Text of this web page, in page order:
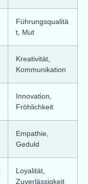
Führungsqualitä
t, Mut
Kreativität,
Kommunikation
Innovation,
Fröhlichkeit
Empathie,
Geduld
Loyalität,
Zuverlässigkeit